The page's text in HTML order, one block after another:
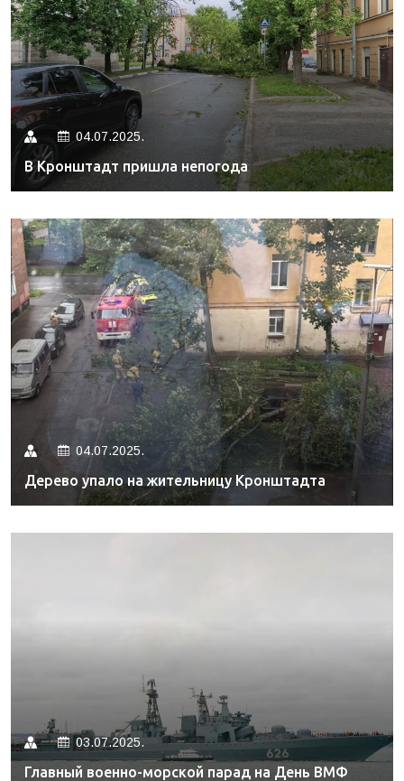
04.07.2025.
В Кронштадт пришла непогода
04.07.2025.
Дерево упало на жительницу Кронштадта
03.07.2025.
Главный военно-морской парад на День ВМФ